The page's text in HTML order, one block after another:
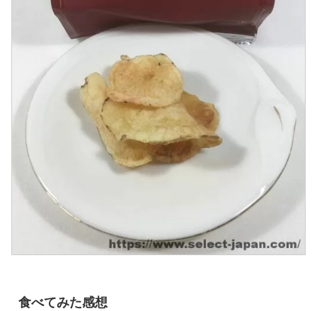
食べてみた感想